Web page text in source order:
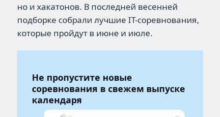
но и хакатонов. В последней весенней
подборке собрали лучшие IT-соревнования,
которые пройдут в июне и июле.
Не пропустите новые
соревнования в свежем выпуске
календаря